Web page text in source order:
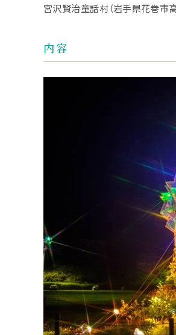
宮沢賢治童話村（岩手県花巻市
内容